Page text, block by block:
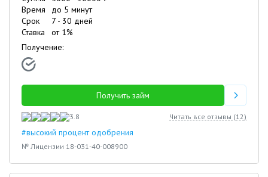
Время
до 5 минут
Срок
7 - 30 дней
Ставка
от 1%
Получение:
Получить займ
3.8 Читать все отзывы (12)
#высокий процент одобрения
№ Лицензии 18-031-40-008900